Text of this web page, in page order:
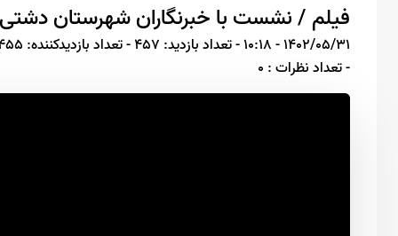
فیلم / نشست با خبرنگاران شهرستان
1402/05/31 - 10:18 - تعداد بازدید: 457
- تعداد بازدیدکننده: 455
- تعداد نظرات : 0